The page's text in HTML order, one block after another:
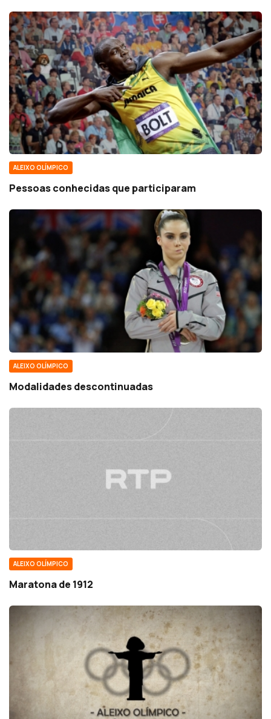
ALEIXO OLÍMPICO
Pessoas conhecidas que participaram
ALEIXO OLÍMPICO
Modalidades descontinuadas
ALEIXO OLÍMPICO
Maratona de 1912